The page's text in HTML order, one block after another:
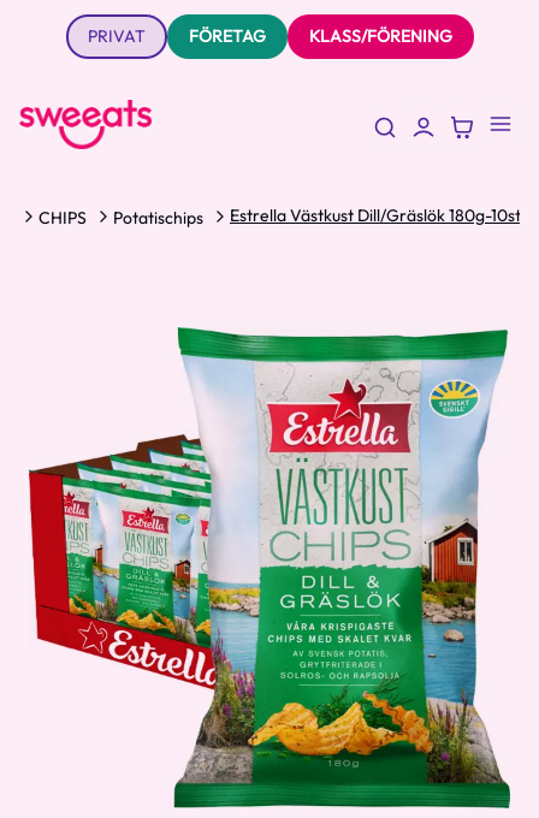
PRIVAT FÖRETAG KLASS/FÖRENING
CHIPS Potatischips Estrella Västkust Dill/Gräslök 180g-10st